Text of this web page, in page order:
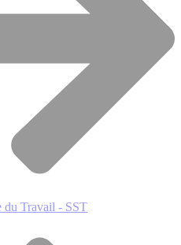
du Travail - SST